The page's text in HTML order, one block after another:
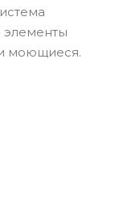
элементы
моющиеся.